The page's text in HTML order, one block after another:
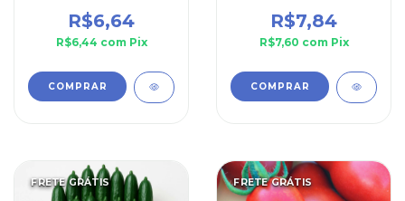
R$6,64
R$6,44 com Pix
R$7,84
R$7,60 com Pix
FRETE GRÁTIS FRETE GRÁTIS